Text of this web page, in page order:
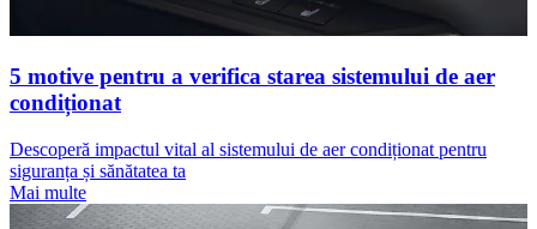
5 motive pentru a verifica starea sistemului de aer
condiționat
Descoperă impactul vital al sistemului de aer condiționat pentru
siguranța și sănătatea ta
Mai multe